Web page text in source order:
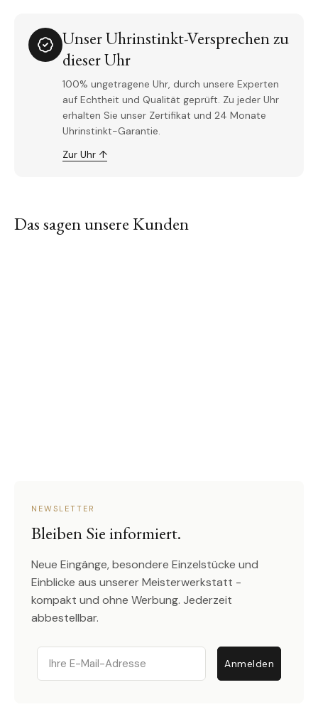
Unser Uhrinstinkt-Versprechen zu
dieser Uhr
100% ungetragene Uhr, durch unsere Experten
auf Echtheit und Qualität geprüft. Zu jeder Uhr
erhalten Sie unser Zertifikat und 24 Monate
Uhrinstinkt-Garantie.
Zur Uhr ↑
Das sagen unsere Kunden
NEWSLETTER
Bleiben Sie informiert.
Neue Eingänge, besondere Einzelstücke und
Einblicke aus unserer Meisterwerkstatt -
kompakt und ohne Werbung. Jederzeit
abbestellbar.
Email
Anmelden